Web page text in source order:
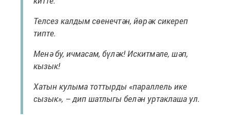
Телсез калдым сөенечтән, йөрәк сикереп
типте.
Менә бу, ичмасам, бүләк! Искитмәле, шәп,
кызык!
Хатын кулыма тоттырды «параллель ике
сызык», – дип шатлыгы белән уртаклаша ул.